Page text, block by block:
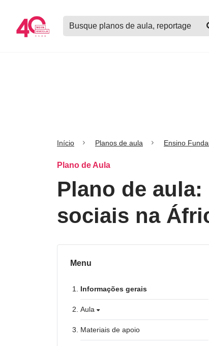
Buscar
planos
Início Planos de aula Ensino
Plano de Aula
Plano de
sociais na
Menu
Informações gerais
Aula
Materiais de apoio